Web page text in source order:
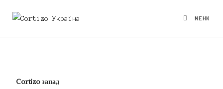
МЕНЮ
Cortizo запад